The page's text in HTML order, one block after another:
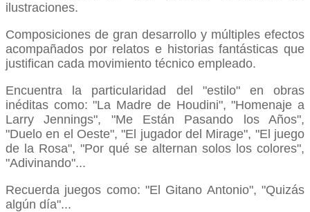
ilustraciones.
Composiciones de gran desarrollo y múltiples efectos
acompañados por relatos e historias fantásticas que
justifican cada movimiento técnico empleado.
Encuentra la particularidad del "estilo" en obras
inéditas como: "La Madre de Houdini", "Homenaje a
Larry Jennings", "Me Están Pasando los Años",
"Duelo en el Oeste", "El jugador del Mirage", "El juego
de la Rosa", "Por qué se alternan solos los colores",
"Adivinando"...
Recuerda juegos como: "El Gitano Antonio", "Quizás
algún día"...